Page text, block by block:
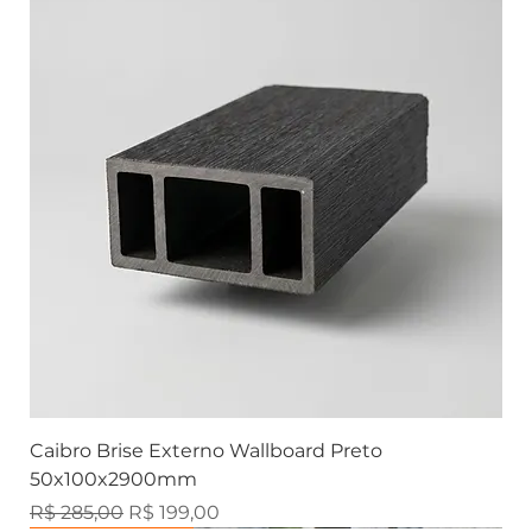
Caibro Brise Externo Wallboard Preto
50x100x2900mm
Preço normal
R$ 285,00 Preço promocional
R$ 199,00